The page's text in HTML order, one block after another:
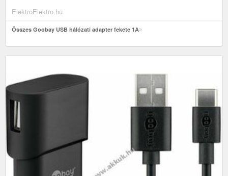
ElektroElektro.hu
Összes Goobay USB hálózati adapter fekete 1A